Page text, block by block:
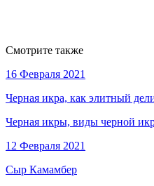
Смотрите также
16 Февраля 2021
Черная икра, как элитный
Черная икры, виды черной
12 Февраля 2021
Сыр Камамбер